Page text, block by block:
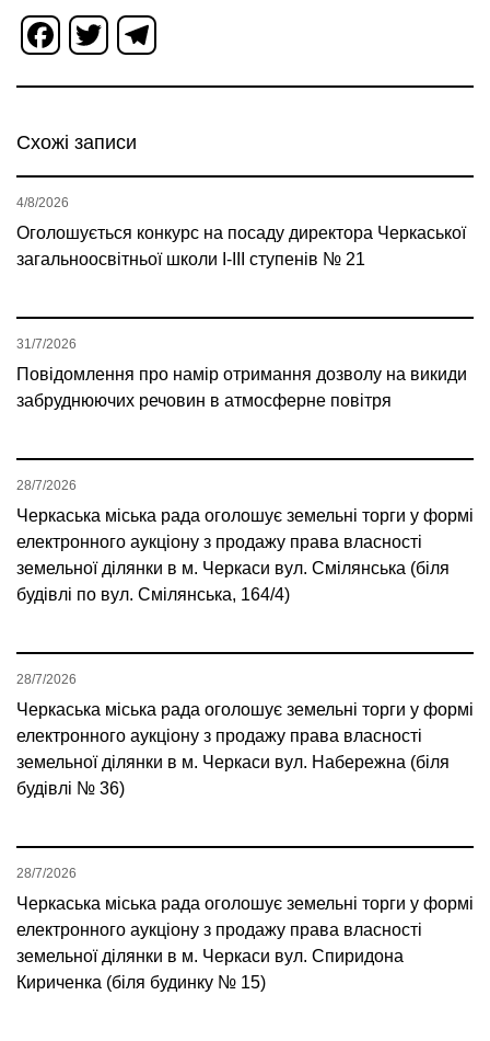
Facebook
Twitter
Схожі записи
Оголошується конкурс на посаду директора Черкаської
загальноосвітньої школи І-ІІІ ступенів № 21
4/8/2026
Повідомлення про намір отримання дозволу на викиди
забруднюючих речовин в атмосферне повітря
31/7/2026
Черкаська міська рада оголошує земельні торги у формі
електронного аукціону з продажу права власності
земельної ділянки в м. Черкаси вул. Смілянська (біля
будівлі по вул. Смілянська, 164/4)
28/7/2026
Черкаська міська рада оголошує земельні торги у формі
електронного аукціону з продажу права власності
земельної ділянки в м. Черкаси вул. Набережна (біля
будівлі № 36)
28/7/2026
Черкаська міська рада оголошує земельні торги у формі
електронного аукціону з продажу права власності
земельної ділянки в м. Черкаси вул. Спиридона
Кириченка (біля будинку № 15)
28/7/2026